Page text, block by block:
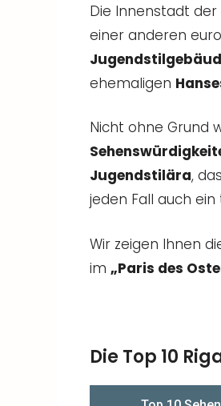
Die Innenstadt
einer anderen
ehemaligen
Nicht ohne Grund
Jugendstilära, das
jeden Fall auch
Wir zeigen Ihnen
im „Paris des
Die Top 10